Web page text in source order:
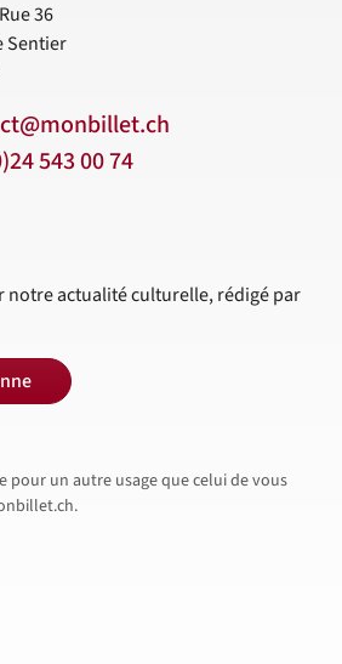
36
Sentier
543 00 74
notre actualité culturelle, rédigé par
pour un autre usage que celui de vous